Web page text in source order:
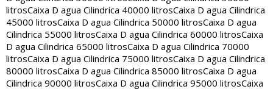
litrosCaixa D agua Cilindrica 40000 litrosCaixa D agua Cilindrica
45000 litrosCaixa D agua Cilindrica 50000 litrosCaixa D agua
Cilindrica 55000 litrosCaixa D agua Cilindrica 60000 litrosCaixa
D agua Cilindrica 65000 litrosCaixa D agua Cilindrica 70000
litrosCaixa D agua Cilindrica 75000 litrosCaixa D agua Cilindrica
80000 litrosCaixa D agua Cilindrica 85000 litrosCaixa D agua
Cilindrica 90000 litrosCaixa D agua Cilindrica 95000 litrosCaixa